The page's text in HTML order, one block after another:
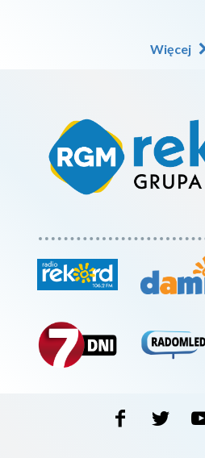
Więcej